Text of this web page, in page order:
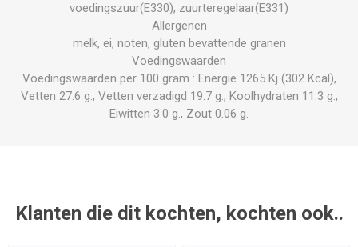
voedingszuur(E330), zuurteregelaar(E331)
Allergenen
melk, ei, noten, gluten bevattende granen
Voedingswaarden
Voedingswaarden per 100 gram : Energie 1265 Kj (302 Kcal),
Vetten 27.6 g., Vetten verzadigd 19.7 g., Koolhydraten 11.3 g.,
Eiwitten 3.0 g., Zout 0.06 g.
Klanten die dit kochten, kochten ook..